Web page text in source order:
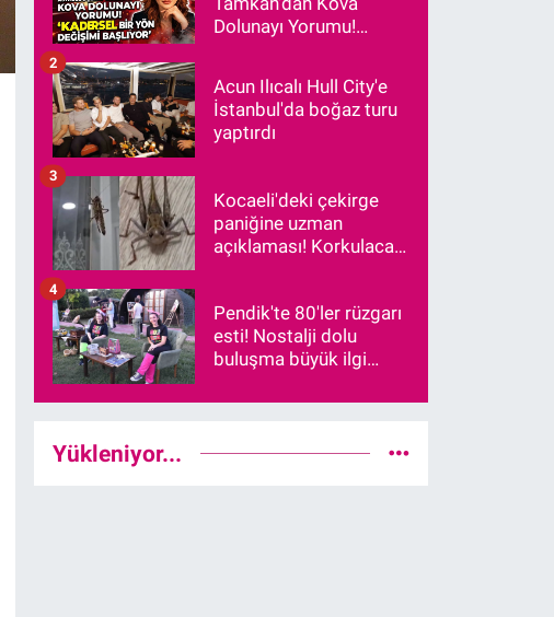
Dolunayı Yorumu!
Acun Ilıcalı Hull City'e
İstanbul'da boğaz turu
yaptırdı
2
Kocaeli'deki çekirge
paniğine uzman
açıklaması! Korkulacak
3
Pendik'te 80'ler rüzgarı
esti! Nostalji dolu
buluşma büyük ilgi
4
Yükleniyor...